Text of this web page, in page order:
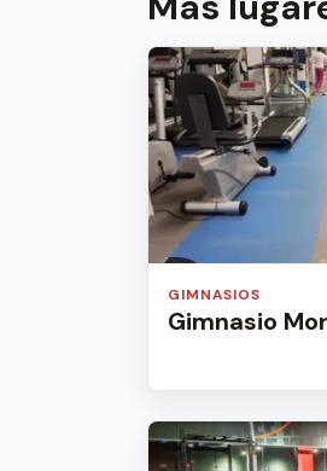
GIMNASIOS
Gimnasio